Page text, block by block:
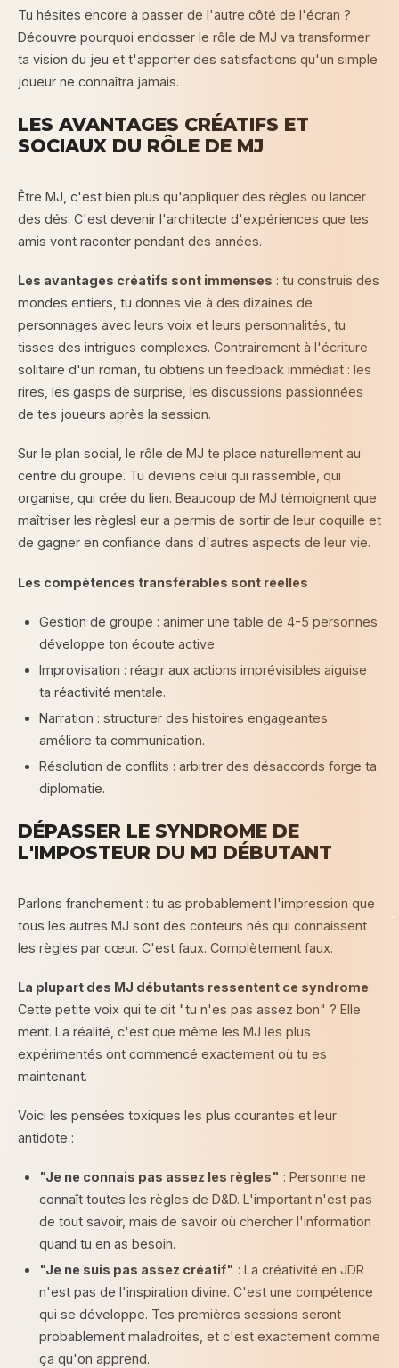
Tu hésites encore à passer de l'autre côté de l'écran ?
Découvre pourquoi endosser le rôle de MJ va transformer
ta vision du jeu et t'apporter des satisfactions qu'un simple
joueur ne connaîtra jamais.
LES AVANTAGES CRÉATIFS ET
SOCIAUX DU RÔLE DE MJ
Être MJ, c'est bien plus qu'appliquer des règles ou lancer
des dés. C'est devenir l'architecte d'expériences que tes
amis vont raconter pendant des années.
Les avantages créatifs sont immenses : tu construis des
mondes entiers, tu donnes vie à des dizaines de
personnages avec leurs voix et leurs personnalités, tu
tisses des intrigues complexes. Contrairement à l'écriture
solitaire d'un roman, tu obtiens un feedback immédiat : les
rires, les gasps de surprise, les discussions passionnées
de tes joueurs après la session.
Sur le plan social, le rôle de MJ te place naturellement au
centre du groupe. Tu deviens celui qui rassemble, qui
organise, qui crée du lien. Beaucoup de MJ témoignent que
maîtriser les règlesl eur a permis de sortir de leur coquille et
de gagner en confiance dans d'autres aspects de leur vie.
Les compétences transférables sont réelles
Gestion de groupe : animer une table de 4-5 personnes
développe ton écoute active.
Improvisation : réagir aux actions imprévisibles aiguise
ta réactivité mentale.
Narration : structurer des histoires engageantes
améliore ta communication.
Résolution de conflits : arbitrer des désaccords forge ta
diplomatie.
DÉPASSER LE SYNDROME DE
L'IMPOSTEUR DU MJ DÉBUTANT
Parlons franchement : tu as probablement l'impression que
tous les autres MJ sont des conteurs nés qui connaissent
les règles par cœur. C'est faux. Complètement faux.
La plupart des MJ débutants ressentent ce syndrome.
Cette petite voix qui te dit "tu n'es pas assez bon" ? Elle
ment. La réalité, c'est que même les MJ les plus
expérimentés ont commencé exactement où tu es
maintenant.
Voici les pensées toxiques les plus courantes et leur
antidote :
"Je ne connais pas assez les règles" : Personne ne
connaît toutes les règles de D&D. L'important n'est pas
de tout savoir, mais de savoir où chercher l'information
quand tu en as besoin.
"Je ne suis pas assez créatif" : La créativité en JDR
n'est pas de l'inspiration divine. C'est une compétence
qui se développe. Tes premières sessions seront
probablement maladroites, et c'est exactement comme
ça qu'on apprend.